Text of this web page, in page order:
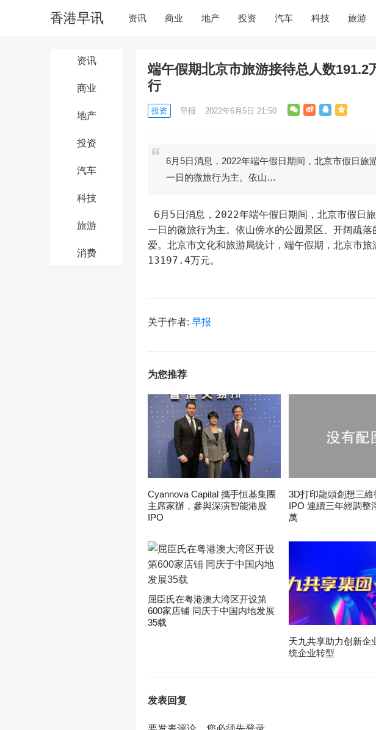
香港早讯 资讯 商业 地产 投资 汽车 科技 旅游
资讯
商业
地产
投资
汽车
科技
旅游
消费
端午假期北京市旅游接待总人数
行
投资 早报 2022年6月5日 21:50
6月5日消息，2022年端午假日期间，北京市假日旅
一日的微旅行为主。依山…
一日的微旅行为主。依山傍水的公园景区、开阔疏
爱。北京市文化和旅游局统计，端午假期，北京市
13197.4万元。
关于作者: 早报
为您推荐
Cyannova Capital 攜手恒基集團
主席家辦，參與深演智能港股
IPO
3D打印龍頭創想三
IPO 連續三年經調整
萬
屈臣氏在粤港澳大湾区开设第
600家店铺 同庆于中国内地发展
35载
天九共享助力创新企
统企业转型
发表回复